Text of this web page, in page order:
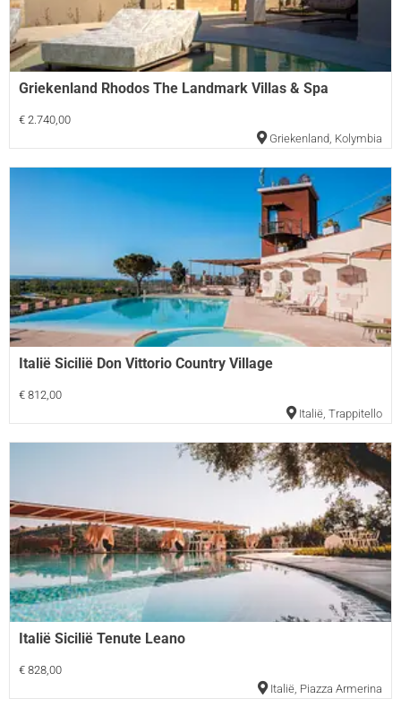
Griekenland Rhodos The Landmark Villas & Spa
€ 2.740,00
Griekenland Kolymbia
Italië Sicilië Don Vittorio Country Village
€ 812,00
Italië Trappitello
Italië Sicilië Tenute Leano
€ 828,00
Italië Piazza Armerina